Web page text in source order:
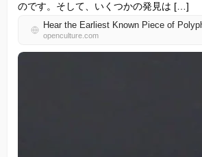
のです。そして、いくつかの発見は […]
openculture.com